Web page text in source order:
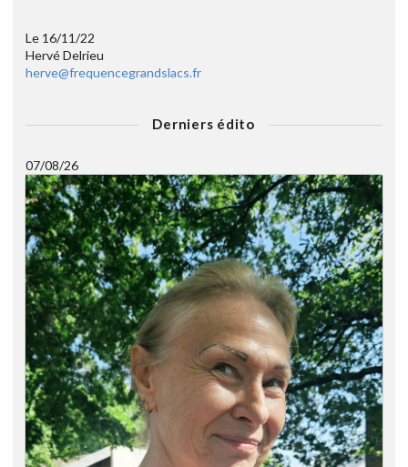
Le 16/11/22
Hervé Delrieu
herve@frequencegrandslacs.fr
Derniers édito
07/08/26